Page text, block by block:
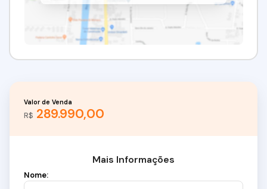
R$ 289.990,00
Valor de Venda
Mais Informações
Nome: